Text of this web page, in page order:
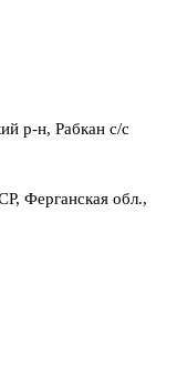
р-н, Рабкан с/с
Ферганская обл.,